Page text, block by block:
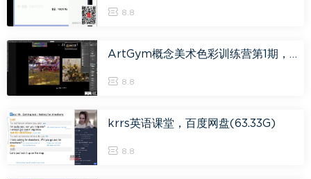
8.8
ArtGym概念美术色彩训练营第1期，百度网盘(2.96G)
8.8
krrs英语课堂，百度网盘(63.33G)
8.8